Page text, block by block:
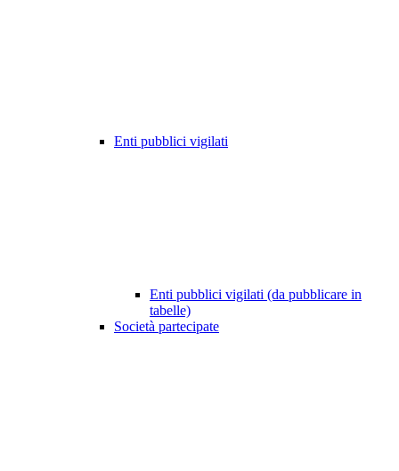
Enti pubblici vigilati
Enti pubblici vigilati (da pubblicare in
tabelle)
Società partecipate